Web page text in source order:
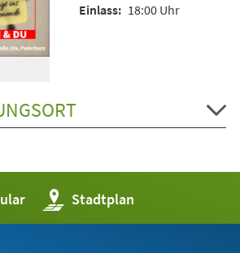
18:00 Uhr
Stadtplan
(Öffnet
in
einem